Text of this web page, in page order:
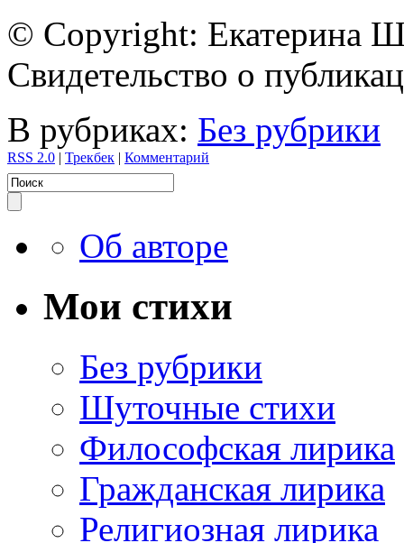
© Copyright: Екатерина
Свидетельство о
В рубриках: Без рубрики
RSS 2.0 | Трекбек | Комментарий
Об авторе
Мои стихи
Без рубрики
Шуточные стихи
Философская лирика
Гражданская лирика
Религиозная лирика